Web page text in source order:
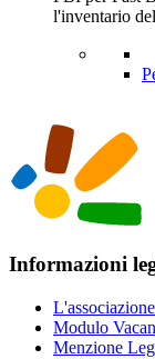
l'inventario
Informazioni
Modulo
Menzione